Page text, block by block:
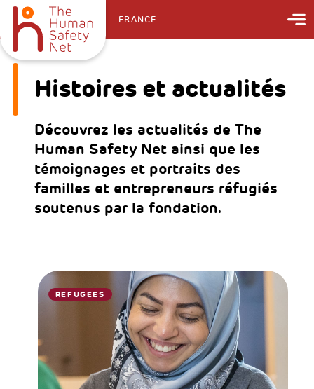
FRANCE
Histoires et actualités
Découvrez les actualités de The
Human Safety Net ainsi que les
témoignages et portraits des
familles et entrepreneurs réfugiés
soutenus par la fondation.
REFUGEES